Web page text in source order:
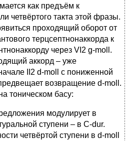
как предъём к
четвёртого такта этой фразы.
проходящий оборот от
терцсептнонаккорда к
через VI2 g-moll.
аккорд – уже
II2 d-moll с пониженной
возвращение d-moll.
тоническом басу:
модулирует в
ступени – в C-dur.
четвёртой ступени в d-moll